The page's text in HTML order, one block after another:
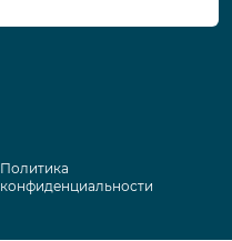
Политика
конфиденциальности